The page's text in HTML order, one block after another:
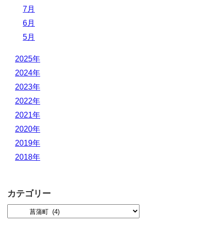
7月
6月
5月
2025年
2024年
2023年
2022年
2021年
2020年
2019年
2018年
カテゴリー